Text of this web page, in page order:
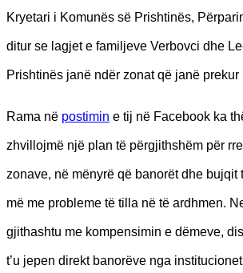
Kryetari i Komunës së Prishtinës,
ditur se lagjet e familjeve Verbovci dhe
Prishtinës janë ndër zonat që janë prekur
Rama në postimin e tij në Facebook ka
zhvillojmë një plan të përgjithshëm për
zonave, në mënyrë që banorët dhe bujqit
më me probleme të tilla në të ardhmen.
gjithashtu me kompensimin e dëmeve,
t’u jepen direkt banorëve nga